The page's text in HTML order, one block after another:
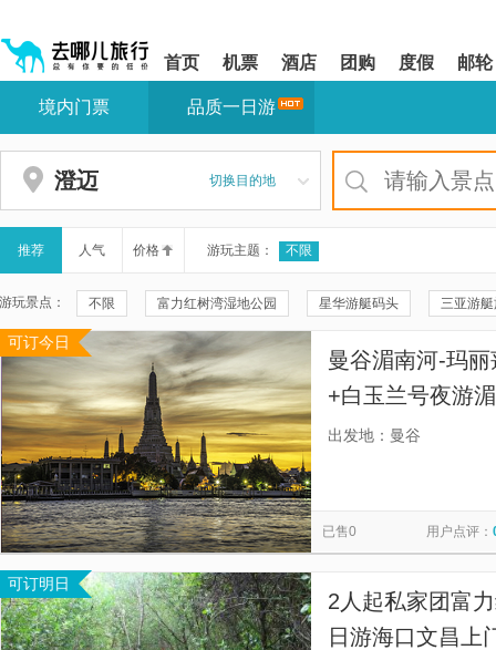
shift+enter
网
导
盲
导
模
式
您
站
区,
本
有
6
个
模
块,
按
下
Tab
键
浏
览
信
息
首页 机票 酒店 团购 度假 邮轮
您
站
区
境内门票 品质一日游
澄迈 切换目的地
推荐 人气 价格 游玩主题： 不限
游玩景点： 不限 富力红树湾湿地公园 星华游艇码头 三亚游
儋州东坡文化旅游区 龙门激浪
四面佛 湄南之星公主号夜游湄南河 曼谷水灯节
大珍珠号湄南河游船 璀璨明珠号夜游湄南河
湄南河畔步行区 曼谷卧佛寺
皇家银河号夜游湄南河 皇家公主号湄南河游船
美亭美榔姐妹塔 罗驿村 福山咖啡文化风情镇 盈
澄迈金山文化公园 济公山风景旅游区
澄迈县博物馆 海南解放公园 古银
可订今日
曼谷湄南河-玛
+白玉兰号夜游
皇家公主号，多
出发地：曼谷
已售0 用户点评：
可订明日
2人起私家团富
日游海口文昌上